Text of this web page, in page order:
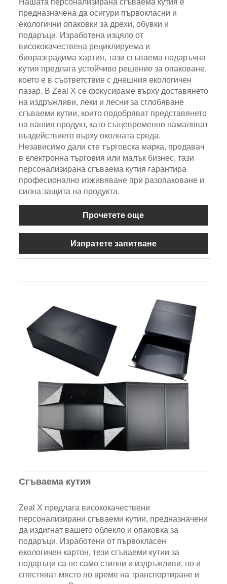
предназначена да осигури първокласни и
екологични опаковки за дрехи, обувки и
подаръци. Изработена изцяло от
висококачествена рециклируема и
биоразградима хартия, тази сгъваема подаръчна
кутия предлага устойчиво решение за опаковане,
което е в съответствие с днешния екологичен
пазар. В Zeal X се фокусираме върху доставянето
на издръжливи, леки и лесни за сглобяване
сгъваеми кутии, които подобряват представянето
на вашия продукт, като същевременно намаляват
въздействието върху околната среда.
Независимо дали сте търговска марка, продавач
в електронна търговия или малък бизнес, тази
персонализирана сгъваема кутия гарантира
професионално изживяване при разопаковане и
силна защита на продукта.
Прочетете още
Изпратете запитване
Сгъваема кутия
Zeal X предлага висококачествени
персонализирани сгъваеми кутии, предназначени
да издигнат вашето облекло и опаковка за
подаръци. Изработени от първокласен
екологичен картон, тези сгъваеми кутии за
подаръци са не само стилни и издръжливи, но и
спестяват място по време на транспортиране и